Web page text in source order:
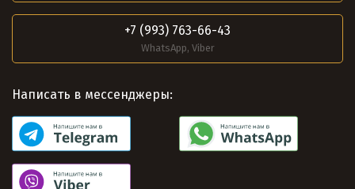
+7 (993) 763-66-43
WhatsApp, Viber
Написать в мессенджеры: